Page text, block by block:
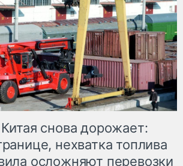
снова дорожает:
нехватка топлива
осложняют перевозки